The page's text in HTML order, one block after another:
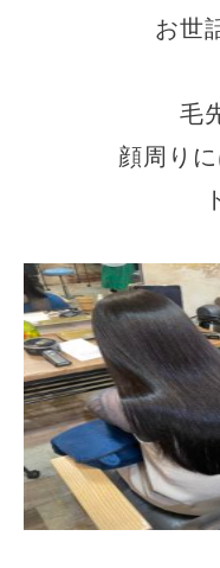
お世
毛
顔周り